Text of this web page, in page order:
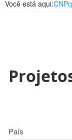
Você está aqui:CNPq
País